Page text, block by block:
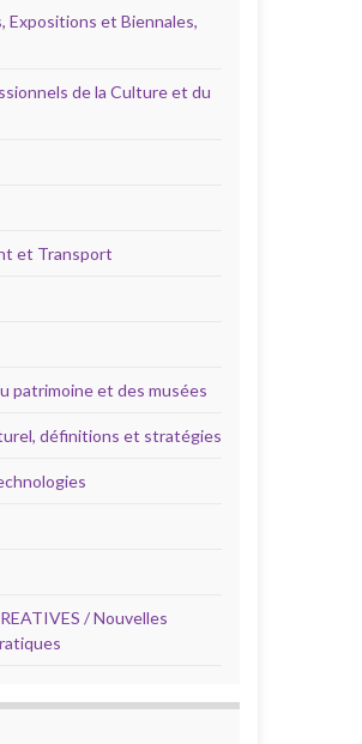
Expositions et Biennales,
de la Culture et du
et Transport
patrimoine et des musées
définitions et stratégies
/ Nouvelles